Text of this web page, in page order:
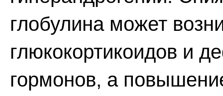
глобулина может
глюкокортикоидов и
гормонов, а